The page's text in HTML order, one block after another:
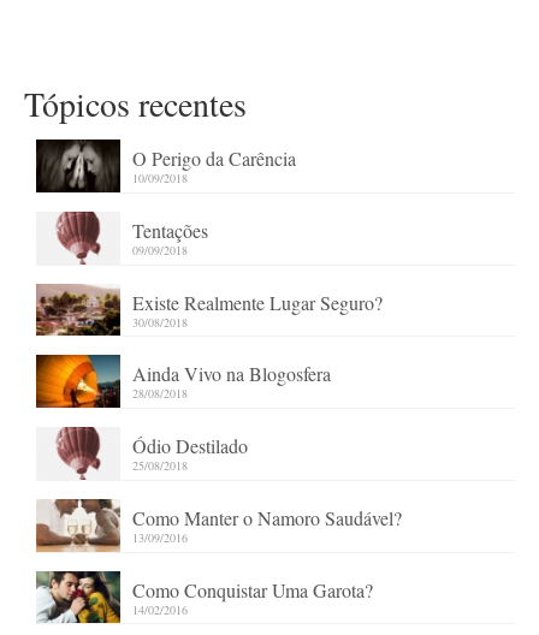
Tópicos recentes
O Perigo da Carência
10/09/2018
Tentações
09/09/2018
Existe Realmente Lugar Seguro?
30/08/2018
Ainda Vivo na Blogosfera
28/08/2018
Ódio Destilado
25/08/2018
Como Manter o Namoro Saudável?
13/09/2016
Como Conquistar Uma Garota?
14/02/2016